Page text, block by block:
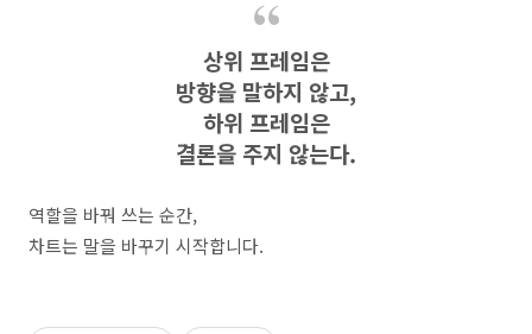
상위 프레임은
방향을 말하지 않고,
하위 프레임은
결론을 주지 않는다.
역할을 바꿔 쓰는 순간,
차트는 말을 바꾸기 시작합니다.